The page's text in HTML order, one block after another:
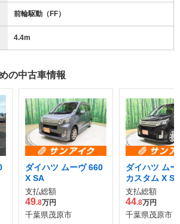
前輪駆動（FF）
4.4m
の中古車情報
ダイハツ ムーヴ 660
X SA
支払総額
49.8万円
千葉県茂原市
ダイハツ ム
カスタム X SA
支払総額
44.8万円
千葉県茂原市